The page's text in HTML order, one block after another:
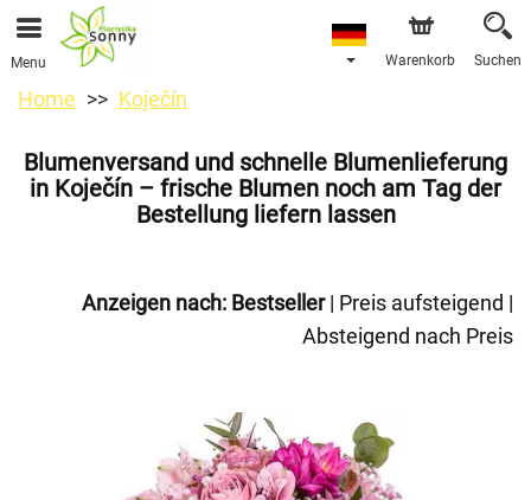
Menu Warenkorb Suchen
Home Koječín
Blumenversand und schnelle Blumenlieferung
in Koječín – frische Blumen noch am Tag der
Bestellung liefern lassen
Anzeigen nach: Bestseller| Preis aufsteigend |
Absteigend nach Preis